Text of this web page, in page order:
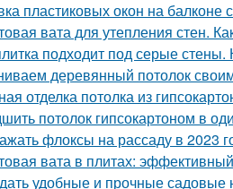
пластиковых окон на
вата для утепления стен.
подходит под серые
деревянный потолок
отделка потолка из
потолок гипсокартоном в
флоксы на рассаду в
вата в плитах:
удобные и прочные